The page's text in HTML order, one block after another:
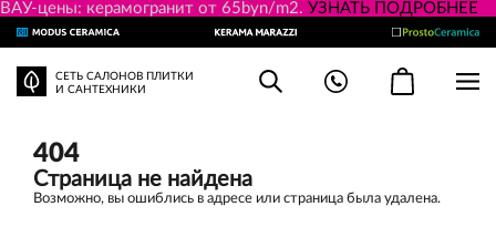
ВАУ-цены: керамогранит от 65byn/m2. УЗНАТЬ ПОДРОБНЕЕ
СЕТЬ САЛОНОВ ПЛИТКИ
И САНТЕХНИКИ
404
Страница не найдена
Возможно, вы ошиблись в адресе или страница была удалена.